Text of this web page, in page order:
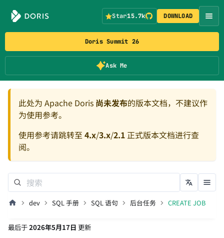
Doris Summit 26
Ask Me
Star15.7k DOWNLOAD
此处为 Apache Doris 尚未发布的版本文档，不建议作
为使用参考。
使用参考请跳转至 4.x/3.x/2.1正式版本文档进行查
阅。
dev SQL 手册 SQL 语句 后台任务 CREATE JOB
最后于2026年5月17日 更新